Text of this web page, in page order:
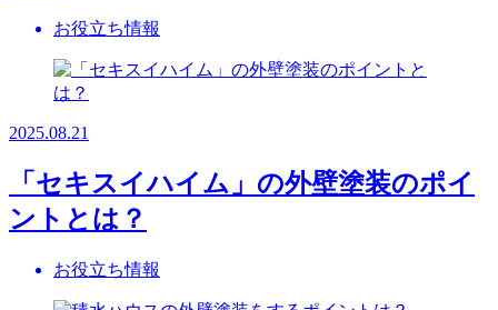
お役立ち情報
2025.08.21
「セキスイハイム」の外壁塗装のポイ
ントとは？
お役立ち情報